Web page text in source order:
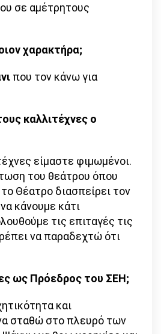
σε αμέτρητους
χαρακτήρα;
που τον κάνω για
καλλιτέχνες ο
είμαστε φιμωμένοι.
του θεάτρου όπου
Θέατρο διασπείρει τον
κάνουμε κάτι
τις επιταγές τις
να παραδεχτώ ότι
ως Πρόεδρος του ΣΕΗ;
και
σταθώ στο πλευρό των